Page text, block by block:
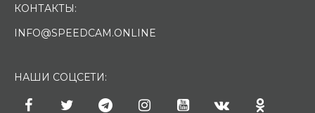
КОНТАКТЫ:
INFO@SPEEDCAM.ONLINE
НАШИ СОЦСЕТИ: